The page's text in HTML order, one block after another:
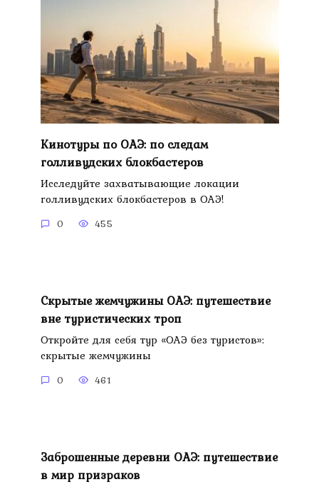
Кинотуры по ОАЭ: по следам
голливудских блокбастеров
Исследуйте захватывающие локации
голливудских блокбастеров в ОАЭ!
0 455
Скрытые жемчужины ОАЭ: путешествие
вне туристических троп
Откройте для себя тур «ОАЭ без туристов»:
скрытые жемчужины
0 461
Заброшенные деревни ОАЭ: путешествие
в мир призраков